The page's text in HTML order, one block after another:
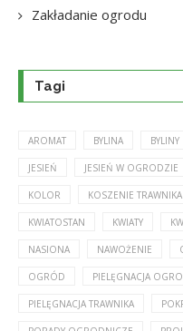
Zakładanie ogrodu
Tagi
AROMAT BYLINA BYLINY
JESIEŃ JESIEŃ W OGRODZIE
KOLOR KOSZENIE TRAWNIKA
KWIATOSTAN KWIATY
NASIONA NAWOŻENIE
OGRÓD PIELĘGNACJA
PIELĘGNACJA TRAWNIKA